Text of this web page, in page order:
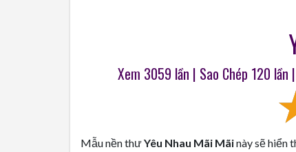
Xem 3059 lần | Sao Chép 120 lần
Mẫu nền thưYêu Nhau Mãi Mãinày sẽ hiển